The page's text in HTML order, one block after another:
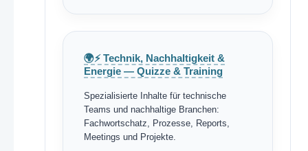
🌍⚡ Technik, Nachhaltigkeit &
Energie — Quizze & Training
Spezialisierte Inhalte für technische
Teams und nachhaltige Branchen:
Fachwortschatz, Prozesse, Reports,
Meetings und Projekte.